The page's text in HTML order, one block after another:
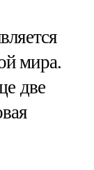
мира.
две